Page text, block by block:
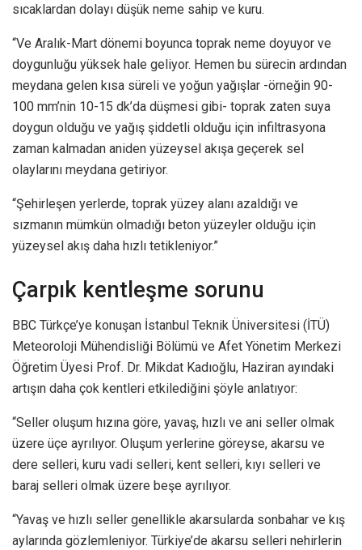
sıcaklardan dolayı düşük neme sahip ve kuru.
“Ve Aralık-Mart dönemi boyunca toprak neme doyuyor ve
doygunluğu yüksek hale geliyor. Hemen bu sürecin ardından
meydana gelen kısa süreli ve yoğun yağışlar -örneğin 90-
100 mm’nin 10-15 dk’da düşmesi gibi- toprak zaten suya
doygun olduğu ve yağış şiddetli olduğu için infiltrasyona
zaman kalmadan aniden yüzeysel akışa geçerek sel
olaylarını meydana getiriyor.
“Şehirleşen yerlerde, toprak yüzey alanı azaldığı ve
sızmanın mümkün olmadığı beton yüzeyler olduğu için
yüzeysel akış daha hızlı tetikleniyor.”
Çarpık kentleşme sorunu
BBC Türkçe’ye konuşan İstanbul Teknik Üniversitesi (İTÜ)
Meteoroloji Mühendisliği Bölümü ve Afet Yönetim Merkezi
Öğretim Üyesi Prof. Dr. Mikdat Kadıoğlu, Haziran ayındaki
artışın daha çok kentleri etkilediğini şöyle anlatıyor:
“Seller oluşum hızına göre, yavaş, hızlı ve ani seller olmak
üzere üçe ayrılıyor. Oluşum yerlerine göreyse, akarsu ve
dere selleri, kuru vadi selleri, kent selleri, kıyı selleri ve
baraj selleri olmak üzere beşe ayrılıyor.
“Yavaş ve hızlı seller genellikle akarsularda sonbahar ve kış
aylarında gözlemleniyor. Türkiye’de akarsu selleri nehirlerin